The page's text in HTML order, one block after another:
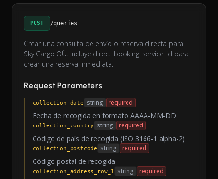
POST /queries
Crear una consulta de envío o reserva directa para
Sky Cargo OÜ. Incluye direct_booking_service_id para
crear una reserva inmediata.
Request Parameters
collection_date string required
Fecha de recogida en formato AAAA-MM-DD
collection_country string required
Código de país de recogida (ISO 3166-1 alpha-2)
collection_postcode string required
Código postal de recogida
collection_address_row_1 string required